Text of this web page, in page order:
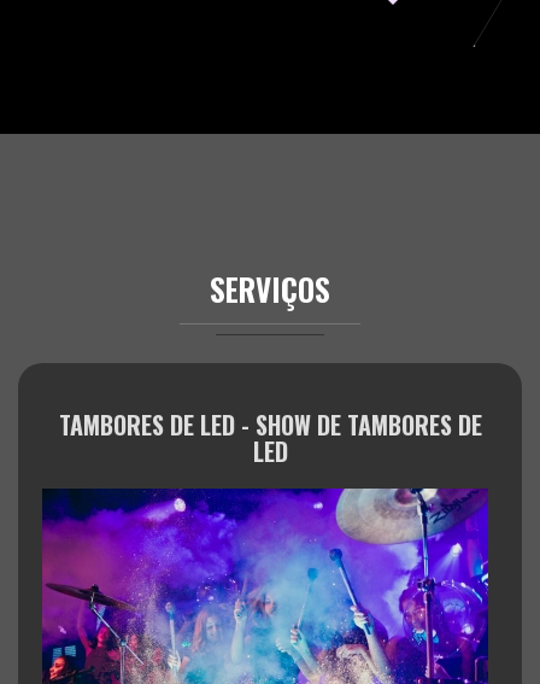
SERVIÇOS
TAMBORES DE LED - SHOW DE TAMBORES DE
LED